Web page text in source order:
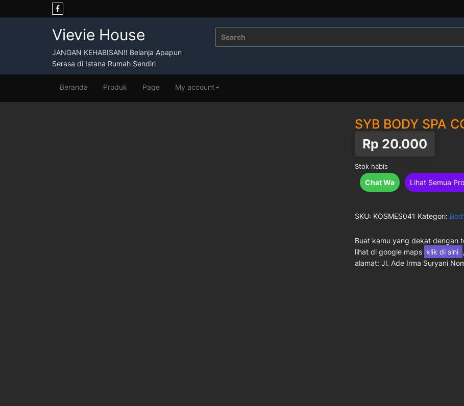
to
Vievie House
JANGAN KEHABISAN!! Belanja Apapun
Serasa di Istana Rumah Sendiri
Beranda Produk Page My account
SYB BODY SPA
Rp 20.000
Stok habis
Chat Wa Lihat Semua
SKU: KOSMES041 Kategori:
Buat kamu yang dekat dengan
lihat di google maps klik di sini ,
alamat: Jl. Ade Irma Suryani